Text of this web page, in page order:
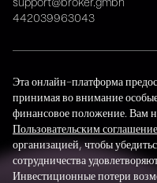
support@broker.gmbh
442039963043
Эта онлайн-платформа
принимая во внимание
финансовое положение. Вам
Пользовательским
организацией, чтобы
сотрудничества
Инвестиционные потери